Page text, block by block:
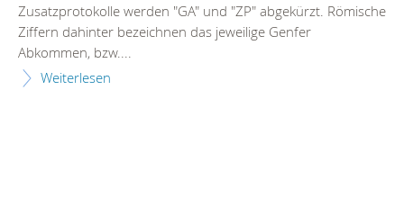
Zusatzprotokolle werden "GA" und "ZP" abgekürzt. Römische
Ziffern dahinter bezeichnen das jeweilige Genfer
Abkommen, bzw....
Weiterlesen